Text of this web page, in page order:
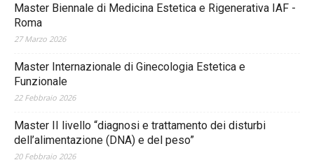
Master Biennale di Medicina Estetica e Rigenerativa IAF -
Roma
27 Marzo 2026
Master Internazionale di Ginecologia Estetica e
Funzionale
22 Febbraio 2026
Master II livello “diagnosi e trattamento dei disturbi
dell’alimentazione (DNA) e del peso”
20 Febbraio 2026